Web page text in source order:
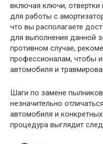
включая ключи,
для работы с
что вы располагаете
для выполнения данной
противном случае,
профессионалам, чтобы
автомобиля и
Шаги по замене
незначительно
автомобиля и
процедура выглядит